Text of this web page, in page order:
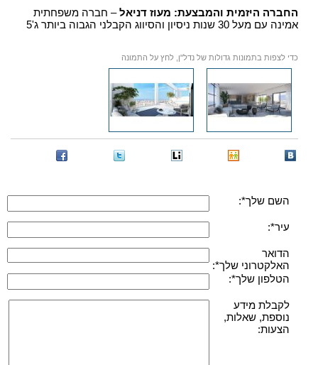
החברה היזמית והמבצעת: מעוז דניאל– חברה משפחתית
אמינה עם מעל 30 שנות ניסיון והסיווג הקבלני הגבוה ביותר ג'5
כדי לצפות בתמונות גדולות של נדל"ן, לחץ על התמונה
השם שלך*:
עיר*:
הדואר
האלקטרוני שלך*:
הטלפון שלך*:
לקבלת מידע
נוספת, שאלות,
הצעות: